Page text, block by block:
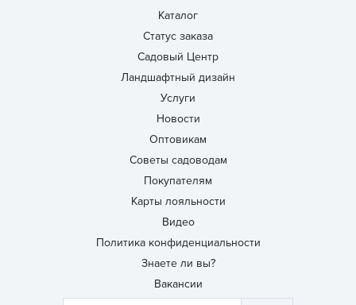
Каталог
Статус заказа
Садовый Центр
Ландшафтный дизайн
Услуги
Новости
Оптовикам
Советы садоводам
Покупателям
Карты лояльности
Видео
Политика конфиденциальности
Знаете ли вы?
Вакансии